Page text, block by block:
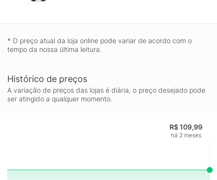
* O preço atual da loja online pode variar de acordo com o
tempo da nossa última leitura.
Histórico de preços
A variação de preços das lojas é diária, o preço desejado pode
ser atingido a qualquer momento.
R$ 109,99
há 2 meses